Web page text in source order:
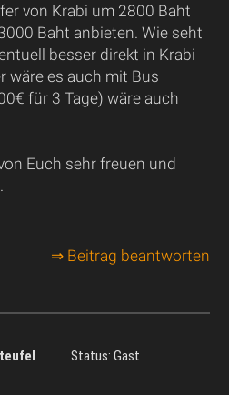
von Krabi um 2800 Baht
Baht anbieten. Wie seht
besser direkt in Krabi
wäre es auch mit Bus
für 3 Tage) wäre auch
Euch sehr freuen und
⇒ Beitrag beantworten
Status: Gast